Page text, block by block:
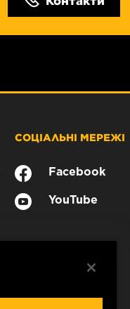
СОЦІАЛЬНІ МЕРЕЖІ
Facebook
YouTube